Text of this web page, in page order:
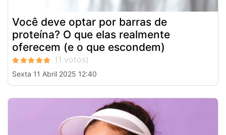
Você deve optar por barras de
proteína? O que elas realmente
oferecem (e o que escondem)
Sexta 11 Abril 2025 12:40